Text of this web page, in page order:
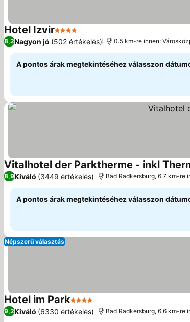
Hotel Izvir4 KategóriaÁrak megjelenítése
8,2Nagyon jó (502 értékelés) 0.5 km-re innen:
A pontos árak megtekintéséhez válasszon
Vitalhotel der Parktherme - inkl
8,9Kiváló (3449 értékelés) Bad Radkersburg, 6.7 km-re
A pontos árak megtekintéséhez válasszon
Népszerű választás
Hotel im Park4 KategóriaÁrak megjelenítése
9,2Kiváló (6330 értékelés) Bad Radkersburg, 6.6 km-re